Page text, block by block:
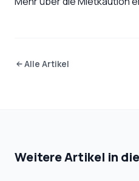
Alle Artikel
Weitere Artikel in